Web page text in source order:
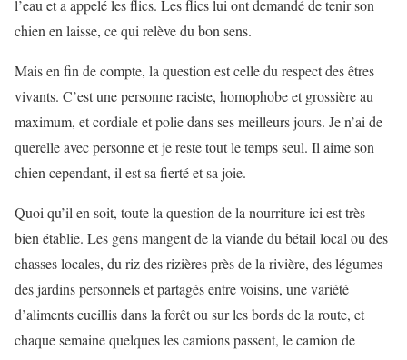
l’eau et a appelé les flics. Les flics lui ont demandé de tenir son
chien en laisse, ce qui relève du bon sens.
Mais en fin de compte, la question est celle du respect des êtres
vivants. C’est une personne raciste, homophobe et grossière au
maximum, et cordiale et polie dans ses meilleurs jours. Je n’ai de
querelle avec personne et je reste tout le temps seul. Il aime son
chien cependant, il est sa fierté et sa joie.
Quoi qu’il en soit, toute la question de la nourriture ici est très
bien établie. Les gens mangent de la viande du bétail local ou des
chasses locales, du riz des rizières près de la rivière, des légumes
des jardins personnels et partagés entre voisins, une variété
d’aliments cueillis dans la forêt ou sur les bords de la route, et
chaque semaine quelques les camions passent, le camion de